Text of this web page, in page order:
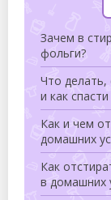
Зачем в
фольги?
Что делать,
и как
Как и чем
домашних
Как
в домашних